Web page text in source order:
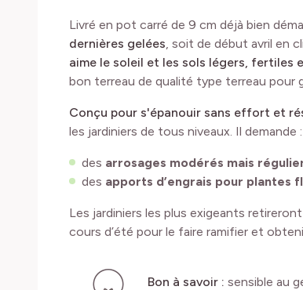
Livré en pot carré de 9 cm déjà bien
dernières gelées , soit de début avril en
aime le soleil et les sols légers, fertiles
bon terreau de qualité type terreau pour
Conçu pour s'épanouir sans effort et
les jardiniers de tous niveaux. Il demande :
des arrosages modérés mais
des apports d’engrais pour plantes
Les jardiniers les plus exigeants
cours d’été pour le faire ramifier et
Bon à savoir : sensible au